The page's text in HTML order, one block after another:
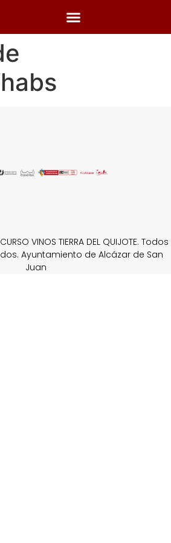
VINOS TIERRA DEL QUIJOTE. Todos
Ayuntamiento de Alcázar de San
Juan